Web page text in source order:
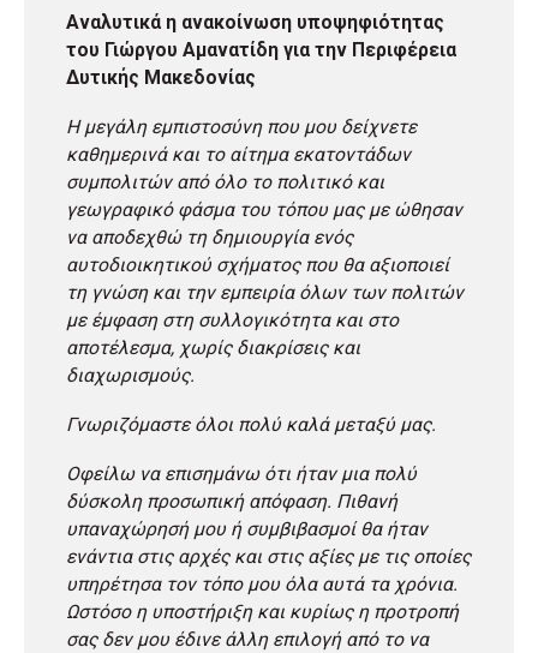
Αναλυτικά η ανακοίνωση υποψηφιότητας
του Γιώργου Αμανατίδη για την Περιφέρεια
Δυτικής Μακεδονίας
Η μεγάλη εμπιστοσύνη που μου δείχνετε
καθημερινά και το αίτημα εκατοντάδων
συμπολιτών από όλο το πολιτικό και
γεωγραφικό φάσμα του τόπου μας με ώθησαν
να αποδεχθώ τη δημιουργία ενός
αυτοδιοικητικού σχήματος που θα αξιοποιεί
τη γνώση και την εμπειρία όλων των πολιτών
με έμφαση στη συλλογικότητα και στο
αποτέλεσμα, χωρίς διακρίσεις και
διαχωρισμούς.
Γνωριζόμαστε όλοι πολύ καλά μεταξύ μας.
Οφείλω να επισημάνω ότι ήταν μια πολύ
δύσκολη προσωπική απόφαση. Πιθανή
υπαναχώρησή μου ή συμβιβασμοί θα ήταν
ενάντια στις αρχές και στις αξίες με τις οποίες
υπηρέτησα τον τόπο μου όλα αυτά τα χρόνια.
Ωστόσο η υποστήριξη και κυρίως η προτροπή
σας δεν μου έδινε άλλη επιλογή από το να